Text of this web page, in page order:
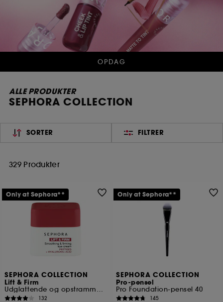
OPDAG
ALLE PRODUKTER
SEPHORA COLLECTION
SORTER FILTRER
329 Produkter
SEPHORA COLLECTION
Lift & Firm
Udglattende og opstrammende øjencreme
132
Only at Sephora**
SEPHORA COLLECTION
Pro-pensel
Pro Foundation-pensel 40
145
Only at Sephora**